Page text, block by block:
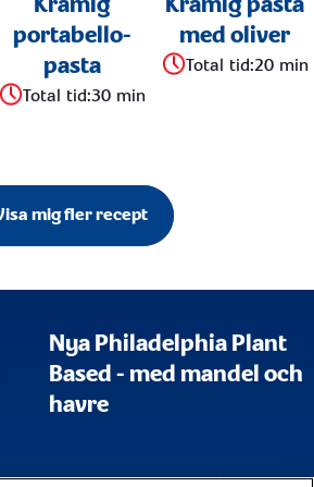
Krämig
portabello-
pasta
Total tid:30 min
Krämig pasta
med oliver
Total tid:20 min
mig fler recept
Nya Philadelphia Plant
Based - med mandel och
havre